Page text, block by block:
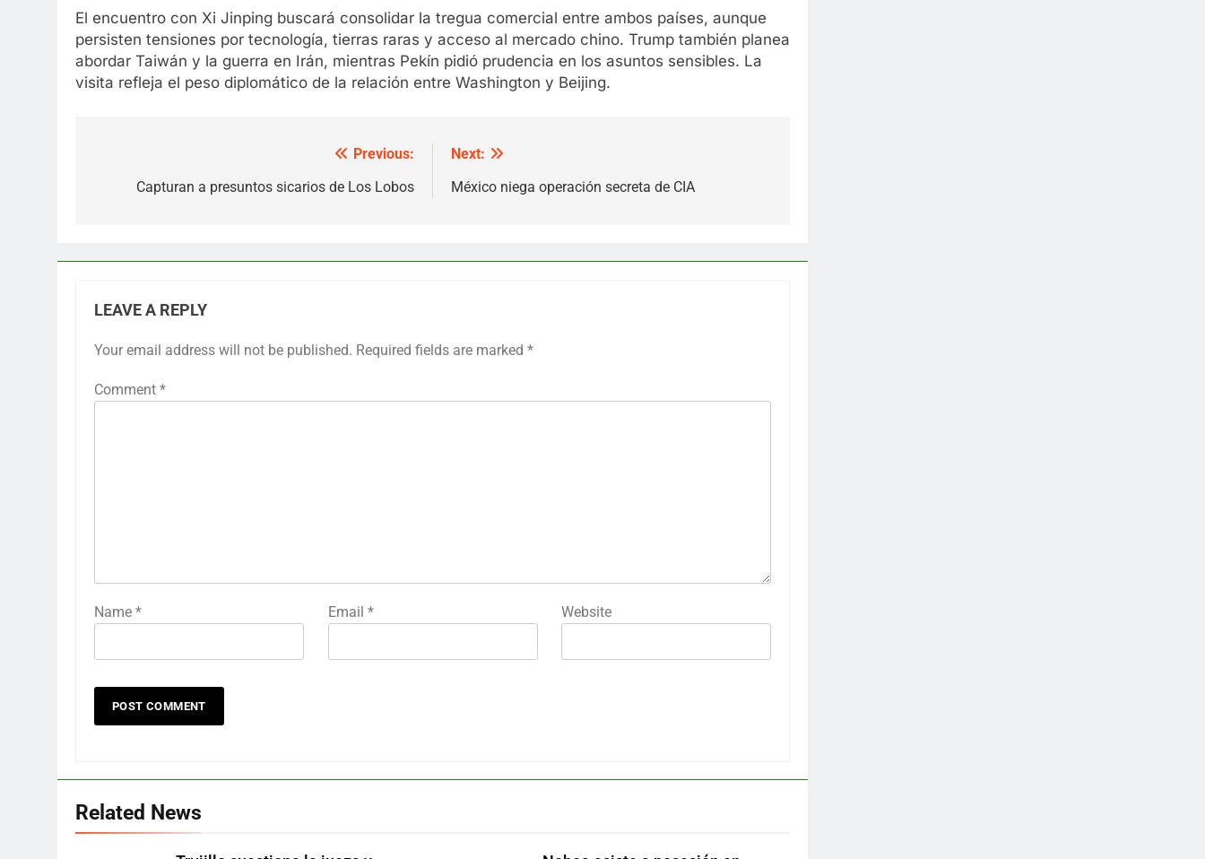
El encuentro con Xi Jinping buscará consolidar la tregua comercial entre ambos países, aunque
persisten tensiones por tecnología, tierras raras y acceso al mercado chino. Trump también planea
abordar Taiwán y la guerra en Irán, mientras Pekín pidió prudencia en los asuntos sensibles. La
visita refleja el peso diplomático de la relación entre Washington y Beijing.
navigation
Previous:
Capturan a presuntos sicarios de Los Lobos
Next:
México niega operación secreta de CIA
LEAVE A REPLY
Your email address will not be published. Required fields are marked *
Comment *
Name * Email * Website
Related News